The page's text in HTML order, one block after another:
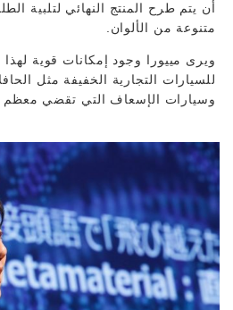
أن يتم طرح المنتج النهائي لتلبية
متنوعة من الألوان.
ويرى مييورا وجود إمكانات قوية
للسيارات التجارية الخفيفة مثل
وسيارات الإسعاف التي تقضي معظم